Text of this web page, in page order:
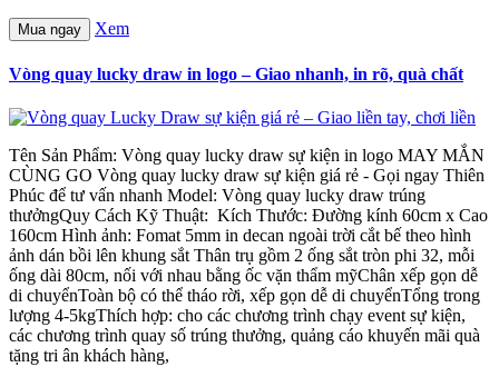
Mua ngay Xem
Vòng quay lucky draw in logo – Giao nhanh, in rõ, quà chất
Tên Sản Phẩm: Vòng quay lucky draw sự kiện in logo MAY MẮN
CÙNG GO Vòng quay lucky draw sự kiện giá rẻ - Gọi ngay Thiên
Phúc để tư vấn nhanh Model: Vòng quay lucky draw trúng
thưởngQuy Cách Kỹ Thuật: Kích Thước: Đường kính 60cm x Cao
160cm Hình ảnh: Fomat 5mm in decan ngoài trời cắt bế theo hình
ảnh dán bồi lên khung sắt Thân trụ gồm 2 ống sắt tròn phi 32, mỗi
ống dài 80cm, nối với nhau bằng ốc vặn thẩm mỹChân xếp gọn dễ
di chuyểnToàn bộ có thể tháo rời, xếp gọn dễ di chuyểnTổng trong
lượng 4-5kgThích hợp: cho các chương trình chạy event sự kiện,
các chương trình quay số trúng thưởng, quảng cáo khuyến mãi quà
tặng tri ân khách hàng,